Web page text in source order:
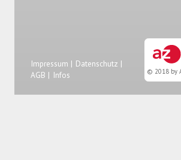
Impressum | Datenschutz |
AGB | Infos © 2018 by